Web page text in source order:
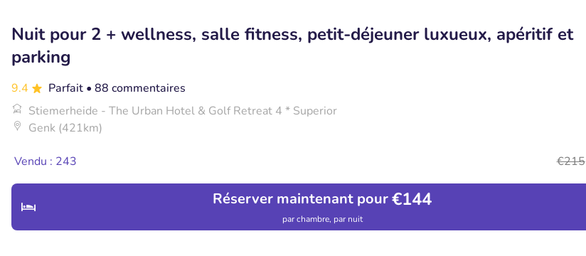
Nuit pour 2 + wellness, salle fitness, petit-déjeuner luxueux, apéritif et
parking
9.4 Parfait • 88 commentaires
Stiemerheide - The Urban Hotel & Golf Retreat 4 * Superior
Genk (421km)
Vendu : 243 €215
Réserver maintenant pour€144
par chambre, par nuit